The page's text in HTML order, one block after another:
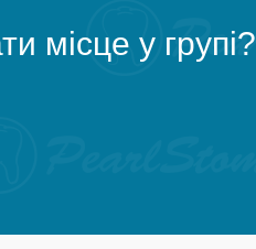
місце у групі?